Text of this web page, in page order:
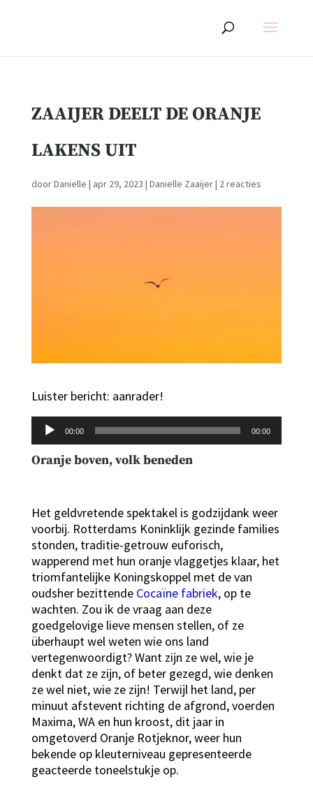
ZAAIJER DEELT DE ORANJE
LAKENS UIT
doorDanielle | apr 29, 2023 | Danielle Zaaijer| 2 reacties
Luister bericht: aanrader!
Audiospeler
00:00 00:00
Oranje boven, volk beneden
Het geldvretende spektakel is godzijdank weer
voorbij. Rotterdams Koninklijk gezinde families
stonden, traditie-getrouw euforisch,
wapperend met hun oranje vlaggetjes klaar, het
triomfantelijke Koningskoppel met de van
oudsher bezittende Cocaïne fabriek, op te
wachten. Zou ik de vraag aan deze
goedgelovige lieve mensen stellen, of ze
überhaupt wel weten wie ons land
vertegenwoordigt? Want zijn ze wel, wie je
denkt dat ze zijn, of beter gezegd, wie denken
ze wel niet, wie ze zijn! Terwijl het land, per
minuut afstevent richting de afgrond, voerden
Maxima, WA en hun kroost, dit jaar in
omgetoverd Oranje Rotjeknor, weer hun
bekende op kleuterniveau gepresenteerde
geacteerde toneelstukje op.